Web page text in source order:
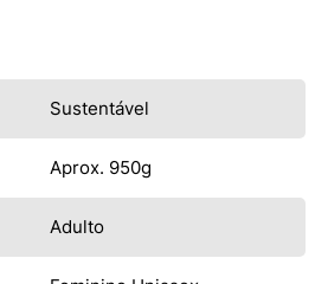
Sustentável
Aprox. 950g
Adulto